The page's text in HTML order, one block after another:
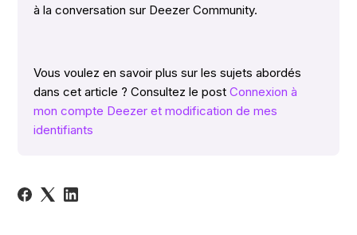
à la conversation sur Deezer Community.
Vous voulez en savoir plus sur les sujets abordés
dans cet article ? Consultez le postConnexion à
mon compte Deezer et modification de mes
identifiants